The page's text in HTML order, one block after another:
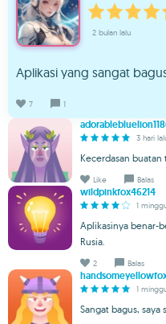
2 bulan lalu
Aplikasi yang sangat
7 1
3 hari
Kecerdasan buatan
Like Balas
wildpinkfox46214
1
Aplikasinya benar-
Rusia.
2 Balas
1
Sangat bagus, saya